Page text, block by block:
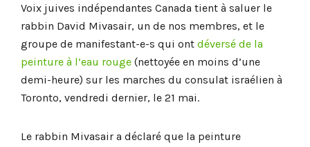
Voix juives indépendantes Canada tient à saluer le
rabbin David Mivasair, un de nos membres, et le
groupe de manifestant-e-s qui ont déversé de la
peinture à l’eau rouge (nettoyée en moins d’une
demi-heure) sur les marches du consulat israélien à
Toronto, vendredi dernier, le 21 mai.
Le rabbin Mivasair a déclaré que la peinture